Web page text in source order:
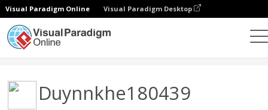
Visual Paradigm Online Visual Paradigm Desktop
Duynnkhe180439